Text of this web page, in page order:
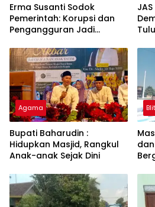
Erma Susanti Sodok
Pemerintah: Korupsi dan
Pengangguran Jadi
Agama
Bupati Baharudin :
Hidupkan Masjid, Rangkul
Anak-anak Sejak Dini